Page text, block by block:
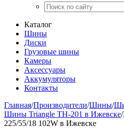
Каталог
Шины
Диски
Грузовые шины
Камеры
Аксессуары
Аккумуляторы
Контакты
Главная/Производители/Шины/
Шины Triangle ТН-201 в Ижевске/
225/55/18 102W в Ижевске